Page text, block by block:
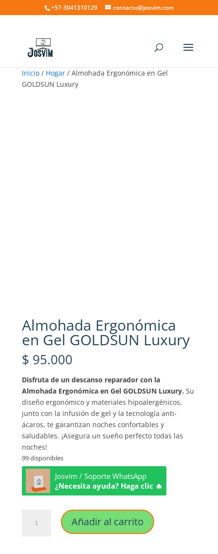
+57-3041310129 contacto@josvim.com
Inicio/ Hogar/ Almohada Ergonómica en Gel
GOLDSUN Luxury
Almohada Ergonómica
en Gel GOLDSUN Luxury
$ 95.000
Disfruta de un descanso reparador con la
Almohada Ergonómica en Gel GOLDSUN Luxury. Su
diseño ergonómico y materiales hipoalergénicos,
junto con la infusión de gel y la tecnología anti-
ácaros, te garantizan noches confortables y
saludables. ¡Asegura un sueño perfecto todas las
noches!
99 disponibles
Josvim / Soporte WhatsApp
¿Necesita ayuda? Haga clic 🔥
Ergonómica
Añadir al carrito